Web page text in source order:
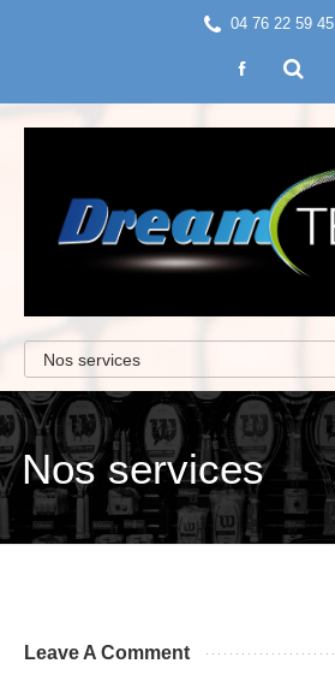
04 76 22 59 45
Nos services
Nos services
Leave A Comment